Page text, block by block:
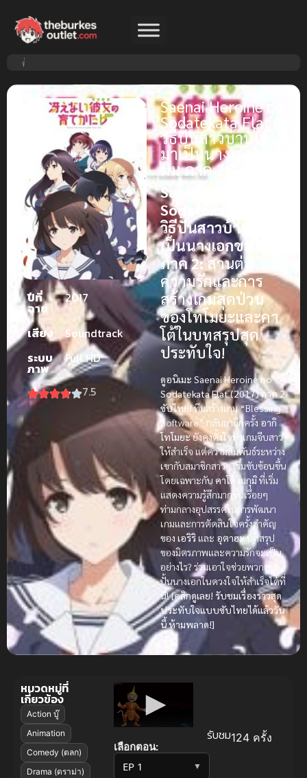
ปีที่
ฉาย
2017
เสียง
Soundtrack
ระบบ
ภาพ
Full HD
7.5
Saenai Heroine no
Sodatekata Flat 2
วิธีปั้นสาวบ้านให้
มาเป็นนางเอกของ
ผม ภาค 2
Saenai Heroine no
Sodatekata Flat
วิธีปั้นสาวบ้านให้มา
เป็นนางเอกของผม
ภาค 2:สานต่อ
ความรักและการ
สร้างเกมสุดป่วน
ของโทโมยะและคา
โต้ในบทสรุปสุด
ประทับใจ!
ดูอนิเมะ Saenai Heroine no
Sodatekata Flat (2017) ภาค 2
ซับไทย!ทีมสร้างเกม “Blessing
Software” กลับมาอีกครั้ง อากิ
โทโมยะยังคงตั้งใจทำเกมจีบสาว
ให้สำเร็จ แต่ความสัมพันธ์ระหว่าง
เขากับสมาชิกสาวๆ เริ่มซับซ้อนขึ้น
โดยเฉพาะกับ คาโต้ เมกุมิที่เริ่ม
แสดงความรู้สึกมากขึ้นเรื่อยๆ
ท่ามกลางอุปสรรคในการพัฒนา
เกมและการตัดสินใจครั้งสำคัญ
ของ เอริริ และ อุตาฮะบทสรุป
ของมิตรภาพและความรักจะเป็น
อย่างไร? ร่วมเอาใจช่วยพวกเขา
ปั้นนางเอกในดวงใจให้สำเร็จได้ที่
นี่![คลิกดูเลย! รับชมเรื่องราวสุด
ประทับใจแบบซับไทยได้แล้ววัน
นี้ ห้ามพลาด!]
เลือกตอน:
▼
รับชม124 ครั้ง
หมวดหมู่ที่
เกี่ยวข้อง
Action บู๊
Animation
Comedy (ตลก)
Drama (ดราม่า)